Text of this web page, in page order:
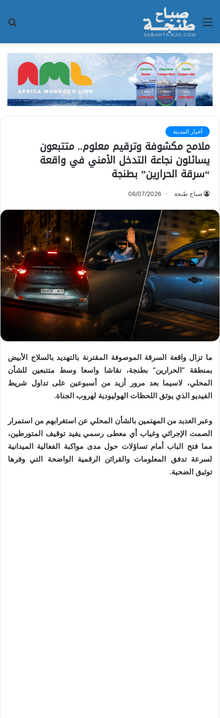
القائمة
أخبار المدينة
ملامح مكشوفة وترقيم معلوم.. متتبعون
يسائلون نجاعة التدخل الأمني في واقعة
“سرقة الحرارين” بطنجة
صباح طنجة 06/07/2026
ما تزال واقعة السرقة الموصوفة المقترنة بالتهديد بالسلاح الأبيض
بمنطقة “الحرارين” بطنجة، نقاشا واسعا وسط متتبعين للشأن
المحلي، لاسيما بعد مرور أزيد من أسبوعين على تداول شريط
الفيديو الذي يوثق اللحظات الهوليودية لهروب الجناة.
وعبر العديد من المهتمين بالشأن المحلي عن استغرابهم من استمرار
الصمت الإجرائي وغياب أي معطى رسمي يفيد توقيف المتورطين،
مما فتح الباب أمام تساؤلات حول مدى مواكبة الفعالية الميدانية
لسرعة تدفق المعلومات والقرائن الرقمية الواضحة التي وفرها
توثيق الضحية.